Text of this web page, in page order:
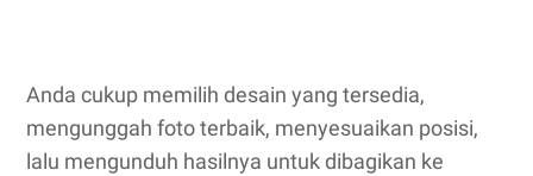
Anda cukup memilih desain yang tersedia,
mengunggah foto terbaik, menyesuaikan posisi,
lalu mengunduh hasilnya untuk dibagikan ke